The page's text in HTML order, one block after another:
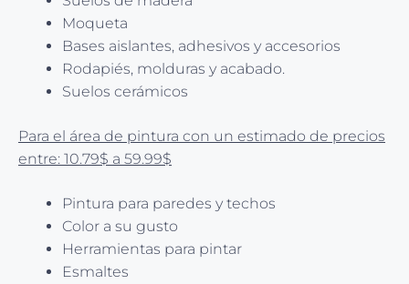
Moqueta
Bases aislantes, adhesivos y accesorios
Rodapiés, molduras y acabado.
Suelos cerámicos
Para el área de pintura con un estimado de precios
entre: 10.79$ a 59.99$
Pintura para paredes y techos
Color a su gusto
Herramientas para pintar
Esmaltes